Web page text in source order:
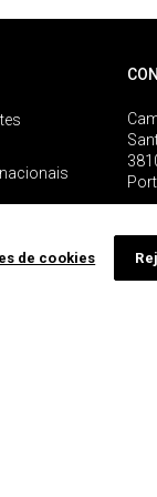
de cookies